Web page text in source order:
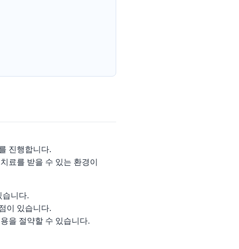
진행합니다.
료를 받을 수 있는 환경이
습니다.
이 있습니다.
을 절약할 수 있습니다.